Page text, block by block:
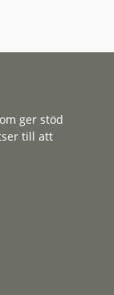
ger stöd
till att